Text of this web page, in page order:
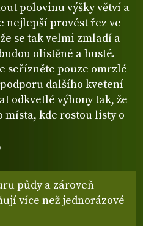
polovinu výšky větví a
nejlepší provést řez ve
se tak velmi zmladí a
olistěné a husté.
seřízněte pouze omrzlé
dalšího kvetení
odkvetlé výhony tak, že
místa, kde rostou listy o
půdy a zároveň
více než jednorázové